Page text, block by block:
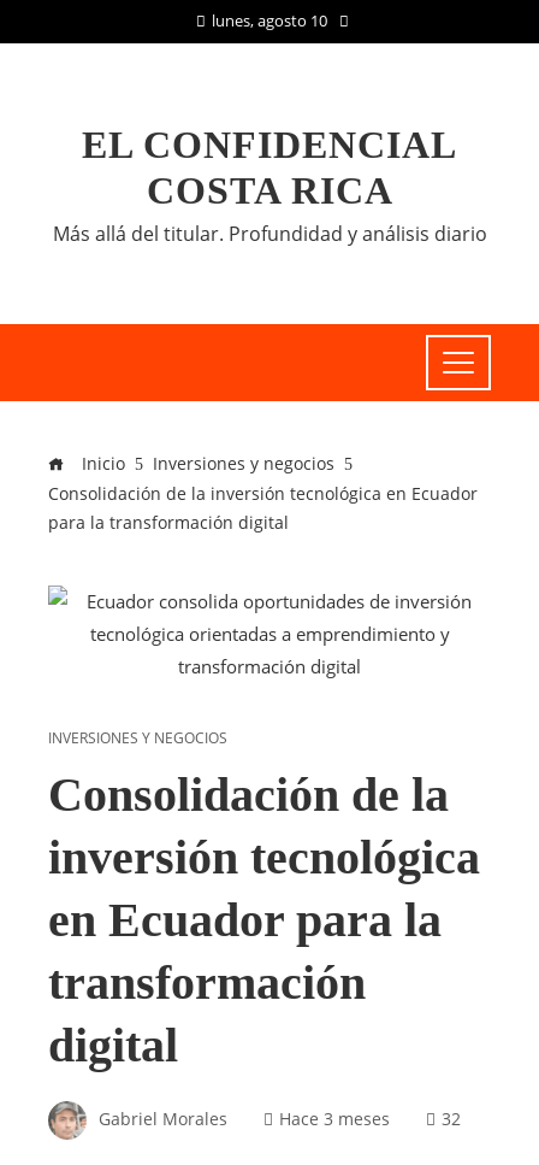
lunes, agosto 10
EL CONFIDENCIAL
COSTA RICA
Más allá del titular. Profundidad y análisis diario
Inicio
Inversiones y negocios
Consolidación de la inversión tecnológica en Ecuador
para la transformación digital
INVERSIONES Y NEGOCIOS
Consolidación de la
inversión tecnológica
en Ecuador para la
transformación
digital
Gabriel Morales Hace 3 meses 32